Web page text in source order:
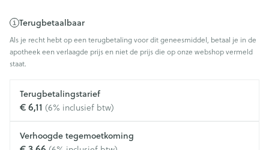
Terugbetaalbaar
Als je recht hebt op een terugbetaling voor dit geneesmiddel, betaal je in de
apotheek een verlaagde prijs en niet de prijs die op onze webshop vermeld
staat.
Terugbetalingstarief
€ 6,11 (6% inclusief btw)
Verhoogde tegemoetkoming